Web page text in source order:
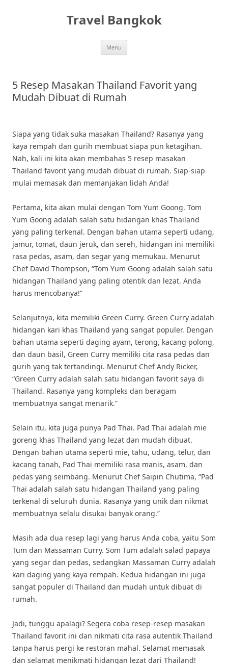
Travel Bangkok
Menu
5 Resep Masakan Thailand Favorit yang
Mudah Dibuat di Rumah
Siapa yang tidak suka masakan Thailand? Rasanya yang
kaya rempah dan gurih membuat siapa pun ketagihan.
Nah, kali ini kita akan membahas 5 resep masakan
Thailand favorit yang mudah dibuat di rumah. Siap-siap
mulai memasak dan memanjakan lidah Anda!
Pertama, kita akan mulai dengan Tom Yum Goong. Tom
Yum Goong adalah salah satu hidangan khas Thailand
yang paling terkenal. Dengan bahan utama seperti udang,
jamur, tomat, daun jeruk, dan sereh, hidangan ini memiliki
rasa pedas, asam, dan segar yang memukau. Menurut
Chef David Thompson, “Tom Yum Goong adalah salah satu
hidangan Thailand yang paling otentik dan lezat. Anda
harus mencobanya!”
Selanjutnya, kita memiliki Green Curry. Green Curry adalah
hidangan kari khas Thailand yang sangat populer. Dengan
bahan utama seperti daging ayam, terong, kacang polong,
dan daun basil, Green Curry memiliki cita rasa pedas dan
gurih yang tak tertandingi. Menurut Chef Andy Ricker,
“Green Curry adalah salah satu hidangan favorit saya di
Thailand. Rasanya yang kompleks dan beragam
membuatnya sangat menarik.”
Selain itu, kita juga punya Pad Thai. Pad Thai adalah mie
goreng khas Thailand yang lezat dan mudah dibuat.
Dengan bahan utama seperti mie, tahu, udang, telur, dan
kacang tanah, Pad Thai memiliki rasa manis, asam, dan
pedas yang seimbang. Menurut Chef Saipin Chutima, “Pad
Thai adalah salah satu hidangan Thailand yang paling
terkenal di seluruh dunia. Rasanya yang unik dan nikmat
membuatnya selalu disukai banyak orang.”
Masih ada dua resep lagi yang harus Anda coba, yaitu Som
Tum dan Massaman Curry. Som Tum adalah salad papaya
yang segar dan pedas, sedangkan Massaman Curry adalah
kari daging yang kaya rempah. Kedua hidangan ini juga
sangat populer di Thailand dan mudah untuk dibuat di
rumah.
Jadi, tunggu apalagi? Segera coba resep-resep masakan
Thailand favorit ini dan nikmati cita rasa autentik Thailand
tanpa harus pergi ke restoran mahal. Selamat memasak
dan selamat menikmati hidangan lezat dari Thailand!